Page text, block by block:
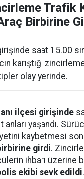
Trafik
Birbirine
saat 15.00
karıştığı
olay yerinde.
ilçesi girişinde
anları yaşandı.
kaybetmesi
girdi.
ihbarı üzerine
ekibi sevk edildi.